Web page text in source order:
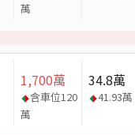
萬
1,700萬
含車位120
萬
34.8萬
41.93萬